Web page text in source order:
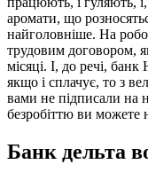
аромати, що
найголовніше. На
трудовим договором,
місяці. І, до речі,
якщо і сплачує, то з
вами не підписали на
безробіттю ви можете
Банк дельта